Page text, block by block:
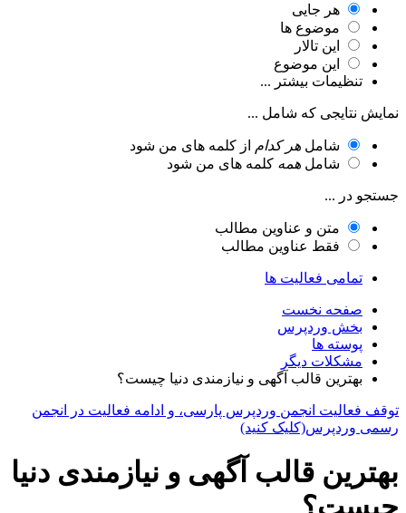
هر جایی
موضوع ها
این تالار
این موضوع
تنظیمات بیشتر ...
نمایش نتایجی که شامل ...
شامل هر کدام از کلمه های من شود
شامل همه کلمه های من شود
جستجو در ...
متن و عناوین مطالب
فقط عناوین مطالب
تمامی فعالیت ها
صفحه نخست
بخش وردپرس
پوسته ها
مشکلات دیگر
بهترین قالب آگهی و نیازمندی دنیا چیست؟
توقف فعالیت انجمن وردپرس پارسی، و ادامه فعالیت در انجمن
رسمی وردپرس(کلیک کنید)
بهترین قالب آگهی و نیازمندی دنیا